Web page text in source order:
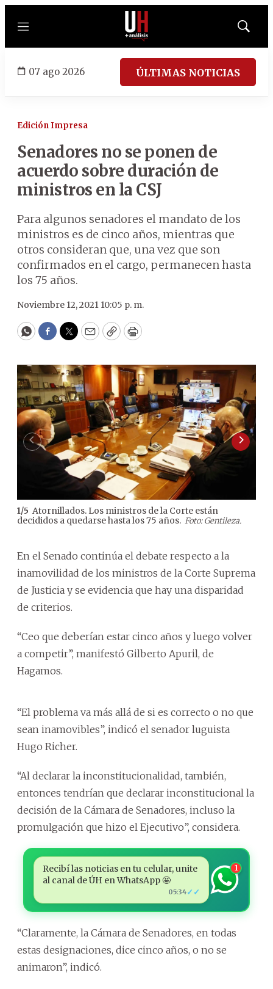
Menú
Mostrar
07 ago 2026 ÚLTIMAS NOTICIAS
Edición Impresa
Senadores no se ponen de
acuerdo sobre duración de
ministros en la CSJ
Para algunos senadores el mandato de los
ministros es de cinco años, mientras que
otros consideran que, una vez que son
confirmados en el cargo, permanecen hasta
los 75 años.
Noviembre 12, 2021 10:05 p. m.
WhatsApp
Facebook
Twitter
EmailCopyPrint
1/5 Atornillados. Los ministros de la Corte están
decididos a quedarse hasta los 75 años. Foto: Gentileza.
En el Senado continúa el debate respecto a la
inamovilidad de los ministros de la Corte Suprema
de Justicia y se evidencia que hay una disparidad
de criterios.
“Ceo que deberían estar cinco años y luego volver
a competir”, manifestó Gilberto Apuril, de
Hagamos.
“El problema va más allá de si es correcto o no que
sean inamovibles”, indicó el senador luguista
Hugo Richer.
“Al declarar la inconstitucionalidad, también,
entonces tendrían que declarar inconstitucional la
decisión de la Cámara de Senadores, incluso la
promulgación que hizo el Ejecutivo”, considera.
Recibí las noticias en tu celular, unite
al canal de ÚH en WhatsApp 🤩
05:34✓✓
1
“Claramente, la Cámara de Senadores, en todas
estas designaciones, dice cinco años, o no se
animaron”, indicó.